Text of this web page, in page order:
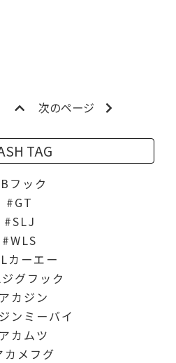
次のページ
TAG
Bフック
GT
SLJ
WLS
カーエー
グフック
アカジン
ンミーバイ
アカムツ
カメフグ